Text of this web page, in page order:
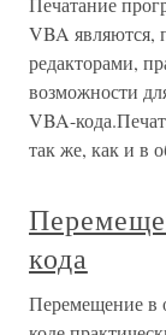
VBA являются,
редакторами,
возможности
VBA-
так же, как и в
кода
Перемещение в